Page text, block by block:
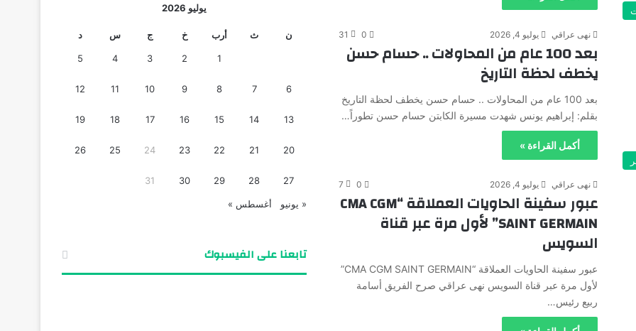
نهى عراقي يوليو 4, 2026 0
31
بعد 100 عام من المحاولات .. حسام حسن
يخطف لحظة التاريخ
بعد 100 عام من المحاولات .. حسام حسن يخطف لحظة التاريخ
بقلم: إبراهيم يونس شهدت مسيرة الكابتن حسام حسن تطوراً…
أكمل القراءة »
نهى عراقي يوليو 4, 2026 0
7
عبور سفينة الحاويات العملاقة “CMA CGM
SAINT GERMAIN” لأول مرة عبر قناة
السويس
عبور سفينة الحاويات العملاقة “CMA CGM SAINT GERMAIN”
لأول مرة عبر قناة السويس نهى عراقي صرح الفريق أسامة
ربيع رئيس…
يوليو 2026
ن ث أرب خ ج س د
1
2
3
4
5
6
7
8
9
10
11
12
13
14
15
16
17
18
19
20
21
22
23
24
25
26
27
28
29
30
31
« يونيو أغسطس »
تابعنا على الفيسبوك